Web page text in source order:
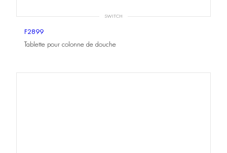
SWITCH
F2899
Tablette pour colonne de douche